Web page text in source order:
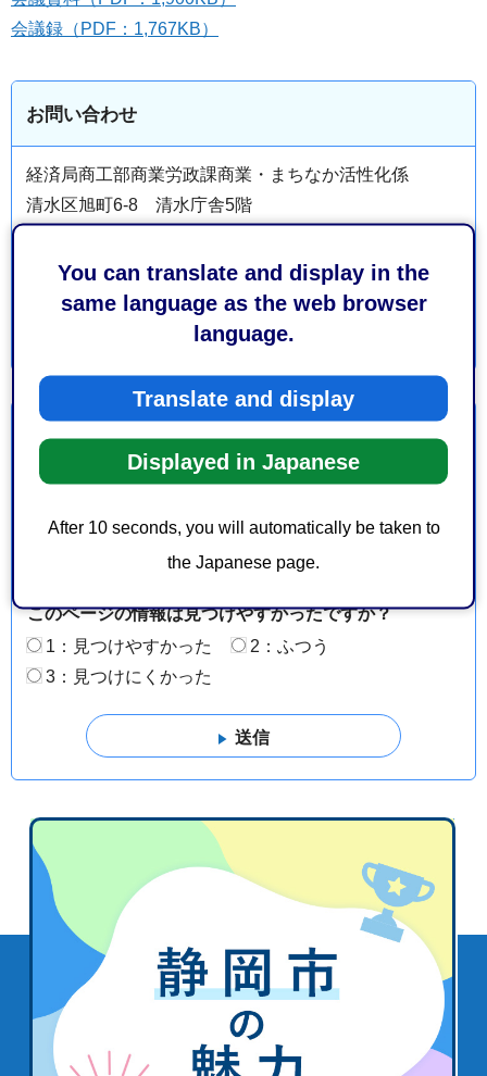
You can translate and display in the
same language as the web browser
language.
Translate and display
Displayed in Japanese
After 10 seconds, you will automatically be taken to
the Japanese page.
会議録（PDF：1,767KB）
お問い合わせ
経済局商工部商業労政課商業・まちなか活性化係
清水区旭町6-8 清水庁舎5階
ファックス番号：054-354-2132
より良いウェブサイトにするためにみなさまのご意
見をお聞かせください
このページの情報は見つけやすかったですか？
1：見つけやすかった
2：ふつう
3：見つけにくかった